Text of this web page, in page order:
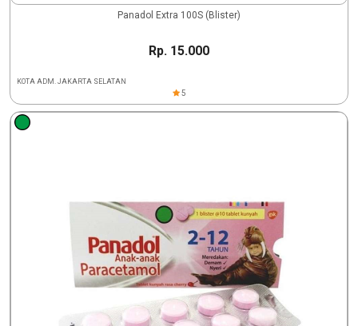
Panadol Extra 100S (Blister)
Rp. 15.000
KOTA ADM. JAKARTA SELATAN
5